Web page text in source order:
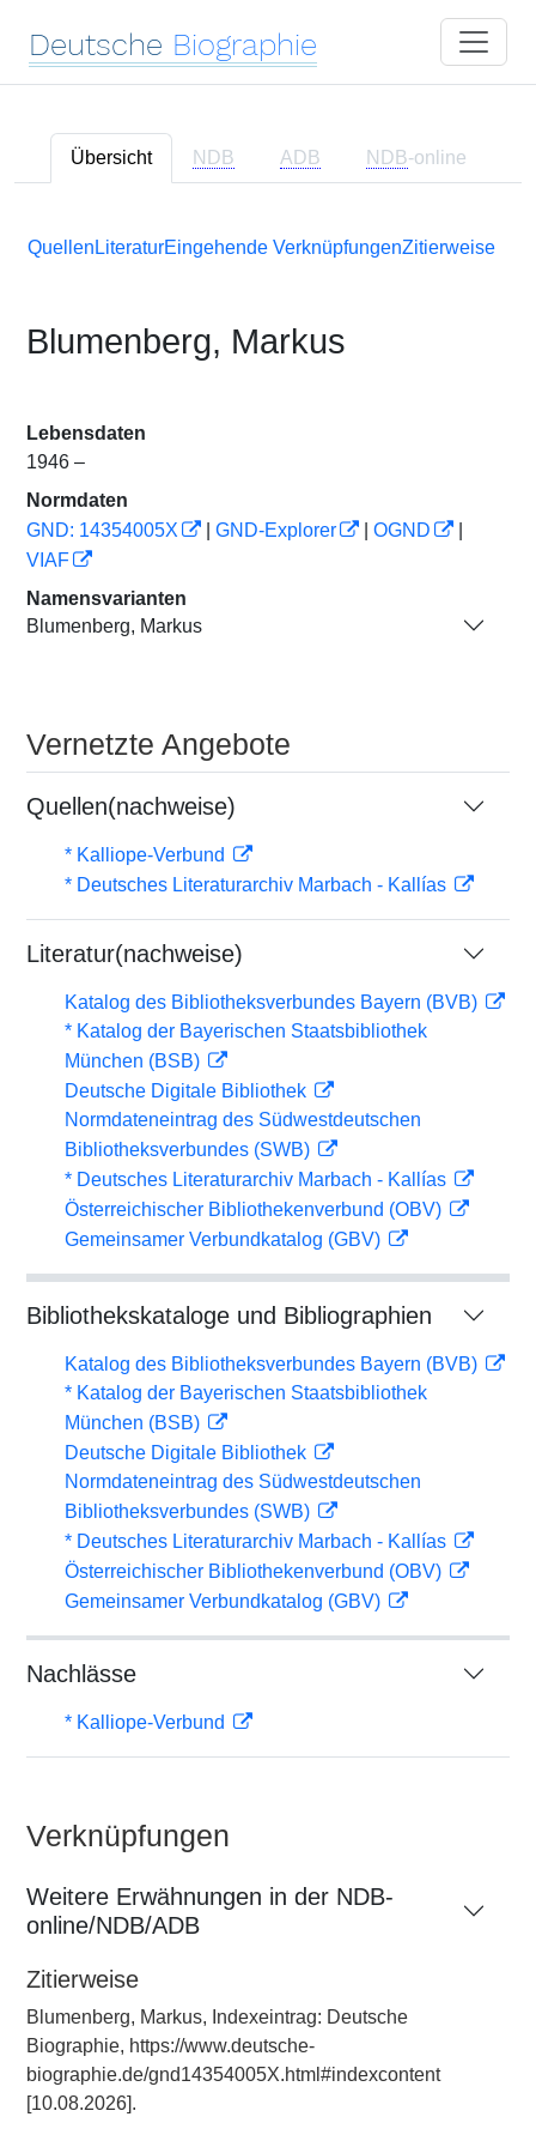
Deutsche Biographie
Übersicht NDB ADB NDB-online
Quellen LiteraturEingehende VerknüpfungenZitierweise
Blumenberg, Markus
Lebensdaten
1946 –
Normdaten
GND: 14354005X
GND-Explorer OGND
VIAF
Namensvarianten
Blumenberg, Markus
Vernetzte Angebote
Quellen(nachweise)
* Kalliope-Verbund
* Deutsches Literaturarchiv Marbach - Kallías
Literatur(nachweise)
Katalog des Bibliotheksverbundes Bayern (BVB)
* Katalog der Bayerischen Staatsbibliothek
München (BSB)
Deutsche Digitale Bibliothek
Normdateneintrag des Südwestdeutschen
Bibliotheksverbundes (SWB)
* Deutsches Literaturarchiv Marbach - Kallías
Österreichischer Bibliothekenverbund (OBV)
Gemeinsamer Verbundkatalog (GBV)
Bibliothekskataloge und Bibliographien
Katalog des Bibliotheksverbundes Bayern (BVB)
* Katalog der Bayerischen Staatsbibliothek
München (BSB)
Deutsche Digitale Bibliothek
Normdateneintrag des Südwestdeutschen
Bibliotheksverbundes (SWB)
* Deutsches Literaturarchiv Marbach - Kallías
Österreichischer Bibliothekenverbund (OBV)
Gemeinsamer Verbundkatalog (GBV)
Nachlässe
* Kalliope-Verbund
Verknüpfungen
Weitere Erwähnungen in der NDB-
online/NDB/ADB
Zitierweise
Blumenberg, Markus, Indexeintrag: Deutsche
Biographie, https://www.deutsche-
biographie.de/gnd14354005X.html#indexcontent
[10.08.2026].